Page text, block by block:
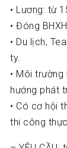
• Lương: từ
• Đóng
• Du lịch,
ty.
• Môi
hướng phát
• Có cơ hội
thi công